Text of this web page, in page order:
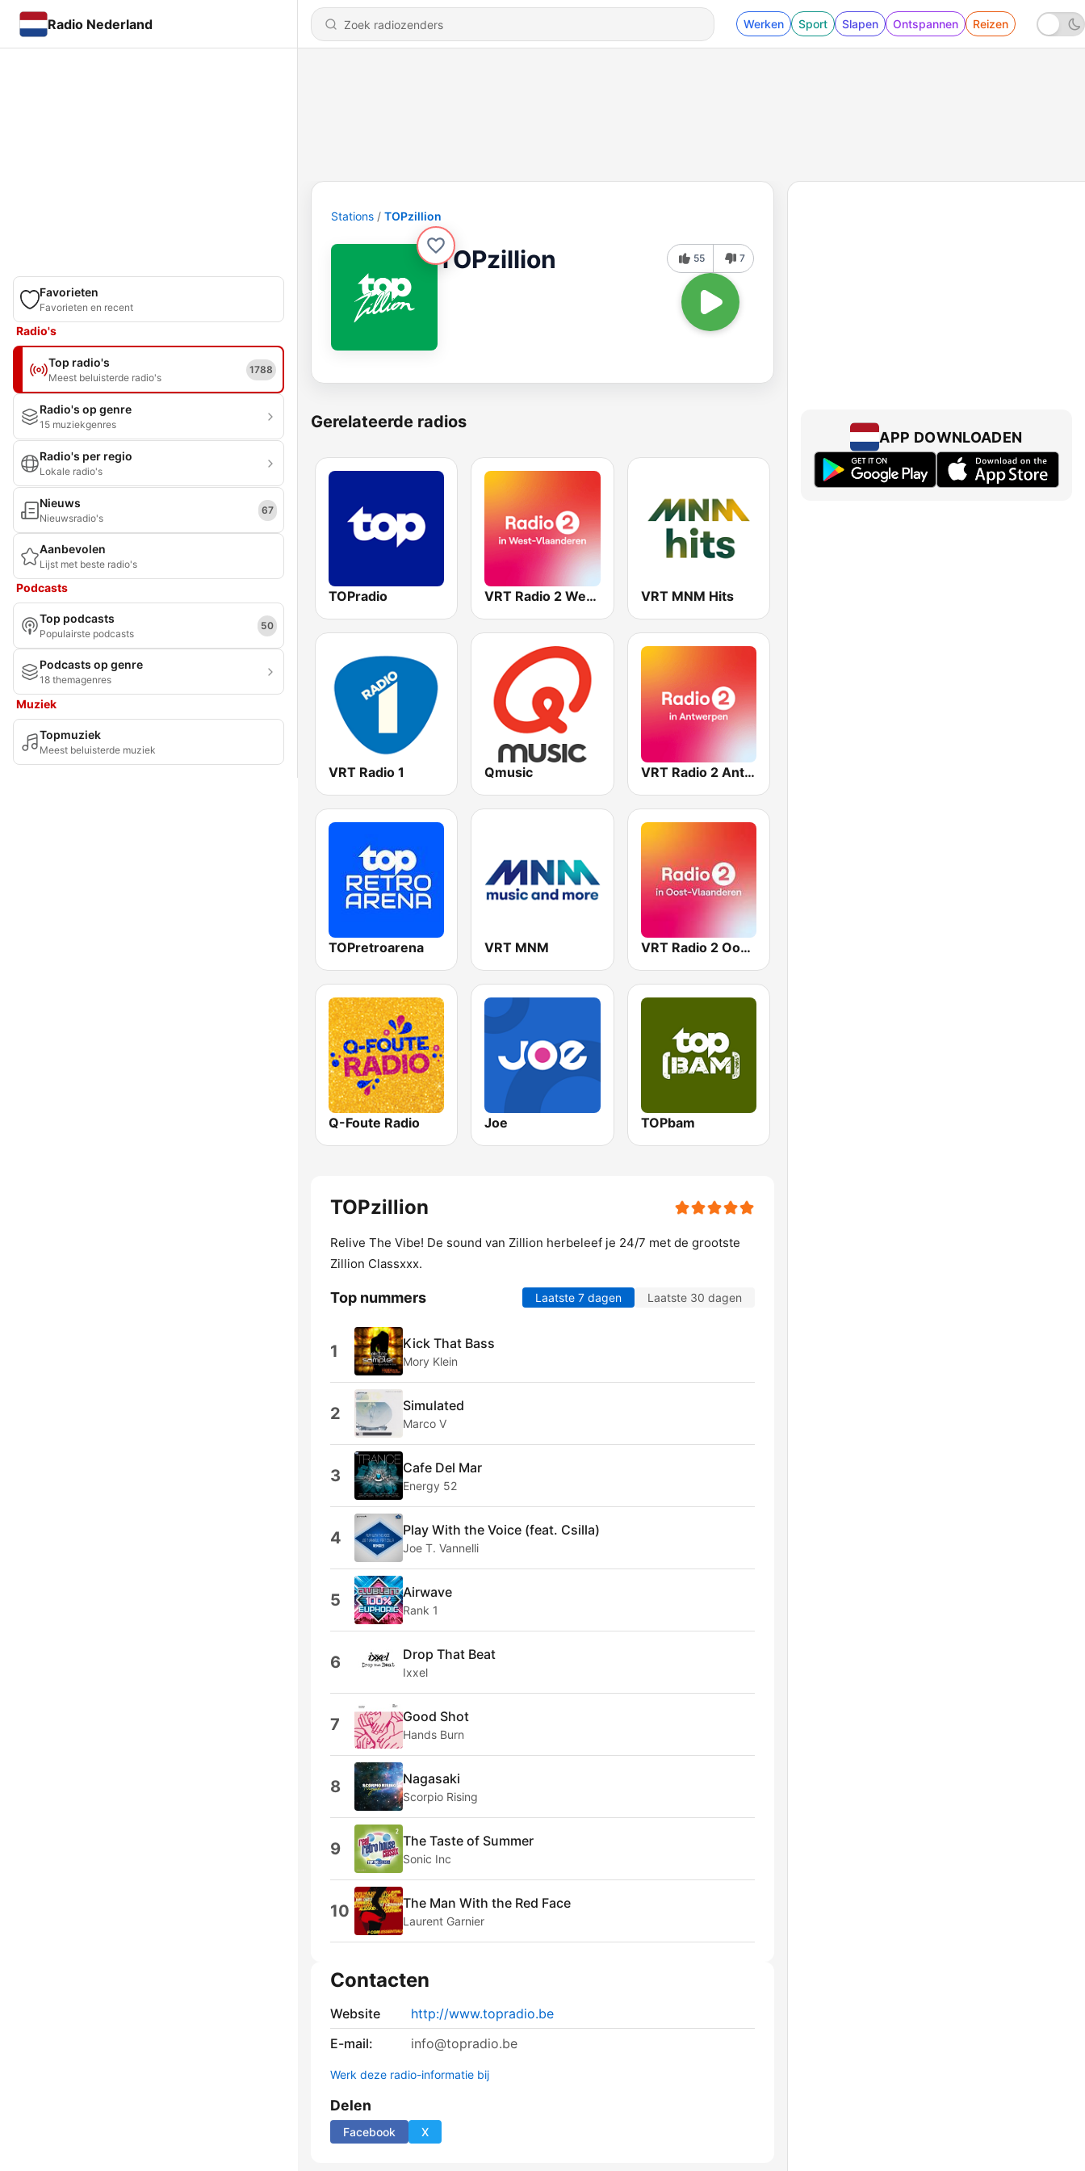
Radio Nederland Werken Sport Slapen Ontspannen Reizen
Favorieten
Favorieten en recent
Radio's
Top radio's
Meest beluisterde radio's
1788
Radio's op genre
15 muziekgenres
Radio's per regio
Lokale radio's
Nieuws
Nieuwsradio's
67
Aanbevolen
Lijst met beste radio's
Podcasts
Top podcasts
Populairste podcasts
50
Podcasts op genre
18 themagenres
Muziek
Topmuziek
Meest beluisterde muziek
Stations TOPzillion
TOPzillion 55 7
Gerelateerde radios
TOPradio VRT Radio 2 West-Vlaanderen VRT MNM Hits
VRT Radio 1 Qmusic VRT Radio 2 Antwerpen
TOPretroarena VRT MNM VRT Radio 2 Oost-Vlaanderen
Q-Foute Radio Joe TOPbam
TOPzillion
Relive The Vibe! De sound van Zillion herbeleef je 24/7 met de grootste
Zillion Classxxx.
Top nummers Laatste 7 dagen Laatste 30 dagen
1 Kick That Bass
Mory Klein
2 Simulated
Marco V
3 Cafe Del Mar
Energy 52
4 Play With the Voice (feat. Csilla)
Joe T. Vannelli
5 Airwave
Rank 1
6 Drop That Beat
Ixxel
7 Good Shot
Hands Burn
8 Nagasaki
Scorpio Rising
9 The Taste of Summer
Sonic Inc
10 The Man With the Red Face
Laurent Garnier
Contacten
Website
http://www.topradio.be
E-mail:
info@topradio.be
Werk deze radio-informatie bij
Delen
Facebook X
APP DOWNLOADEN